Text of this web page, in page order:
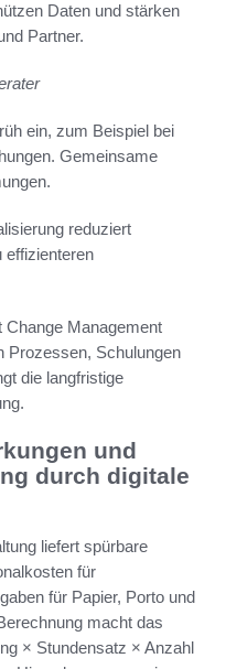
Daten und stärken
Partner.
ein, zum Beispiel bei
Gemeinsame
reduziert
effizienteren
Change Management
Prozessen, Schulungen
die langfristige
und
durch digitale
liefert spürbare
für
für Papier, Porto und
macht das
× Stundensatz × Anzahl